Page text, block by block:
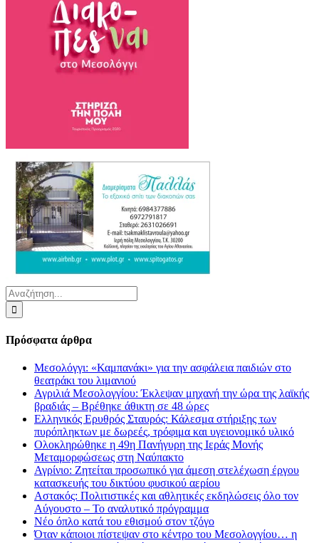
Αναζήτηση
για:
Πρόσφατα άρθρα
Μεσολόγγι: «Καμπανάκι» για την ασφάλεια παιδιών στο
θεατράκι του λιμανιού
Αγριλιά Μεσολογγίου: Έκλεψαν μηχανή την ώρα της λαϊκής
βραδιάς – Βρέθηκε άθικτη σε 48 ώρες
Ελληνικός Ερυθρός Σταυρός: Κάλεσμα στήριξης των
πυρόπληκτων με δωρεές, τρόφιμα και υγειονομικό υλικό
Ολοκληρώθηκε η 49η Πανήγυρη της Ιεράς Μονής
Μεταμορφώσεως στη Ναύπακτο
Αγρίνιο: Ζητείται προσωπικό για άμεση στελέχωση έργου
κατασκευής του δικτύου φυσικού αερίου
Αστακός: Πολιτιστικές και αθλητικές εκδηλώσεις όλο τον
Αύγουστο – Το αναλυτικό πρόγραμμα
Νέο όπλο κατά του εθισμού στον τζόγο
Όταν κάποιοι πίστεψαν στο κέντρο του Μεσολογγίου… η